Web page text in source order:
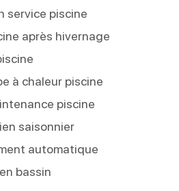
service piscine
après hivernage
à chaleur piscine
piscine
saisonnier
automatique
bassin